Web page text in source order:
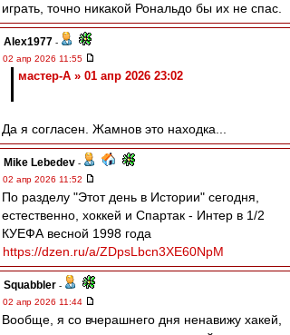
играть, точно никакой Рональдо бы их не спас.
Alex1977 -
02 апр 2026 11:55
мастер-А » 01 апр 2026 23:02
Да я согласен. Жамнов это находка...
Mike Lebedev -
02 апр 2026 11:52
По разделу "Этот день в Истории" сегодня,
естественно, хоккей и Спартак - Интер в 1/2
КУЕФА весной 1998 года
https://dzen.ru/a/ZDpsLbcn3XE60NpM
Squabbler -
02 апр 2026 11:44
Вообще, я со вчерашнего дня ненавижу хакей,